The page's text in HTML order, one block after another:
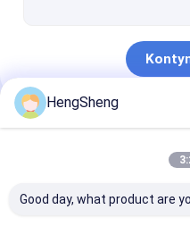
O nas
Nasze Kategorie
HengSheng
Good day, what product are